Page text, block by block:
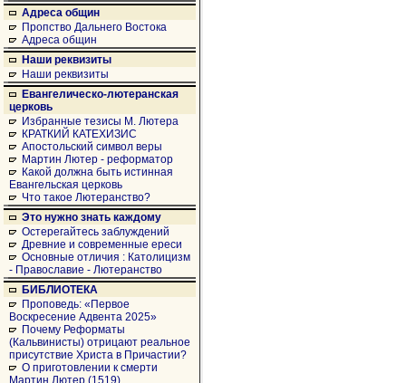
Адреса общин
Пропство Дальнего Востока
Адреса общин
Наши реквизиты
Наши реквизиты
Евангелическо-лютеранская
церковь
Избранные тезисы М. Лютера
КРАТКИЙ КАТЕХИЗИС
Апостольский символ веры
Мартин Лютер - реформатор
Какой должна быть истинная
Евангельская церковь
Что такое Лютеранство?
Это нужно знать каждому
Остерегайтесь заблуждений
Древние и современные ереси
Основные отличия : Католицизм
- Православие - Лютеранство
БИБЛИОТЕКА
Проповедь: «Первое
Воскресение Адвента 2025»
Почему Реформаты
(Кальвинисты) отрицают реальное
присутствие Христа в Причастии?
О приготовлении к смерти
Мартин Лютер (1519)